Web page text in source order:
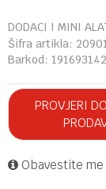
DODACI I MINI
Šifra artikla:
Barkod:
PROVJERI
Obavestite